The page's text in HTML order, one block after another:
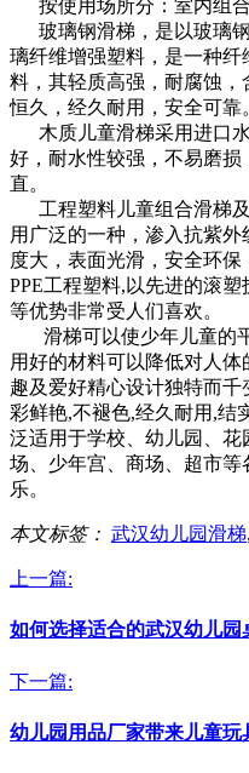
按使用场所分：室内组合
玻璃钢滑梯，是以玻璃钢
璃纤维增强塑料，是一种
料，其轻质高强，耐腐蚀
恒久，经久耐用，安全可靠
木质儿童滑梯采用进口水
好，耐水性较强，不易磨
直。
工程塑料儿童组合滑梯及
用广泛的一种，渗入抗紫
度大，表面光滑，安全环
PPE工程塑料,以先进的滚
等优势非常受人们喜欢。
滑梯可以使少年儿童的
用好的材料可以降低对人
趣及爱好精心设计独特而
彩鲜艳,不褪色,经久耐用,结
泛适用于学校、幼儿园、
场、少年宫、商场、超市
乐。
本文标签： 武汉幼儿园滑梯,
上一篇:
如何选择适合的武汉幼儿园
下一篇:
幼儿园用品厂家带来儿童玩